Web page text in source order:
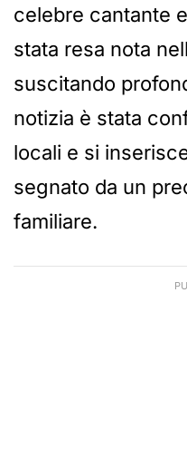
celebre cantante
stata resa nota
suscitando
notizia è stata
locali e si
segnato da un
familiare.